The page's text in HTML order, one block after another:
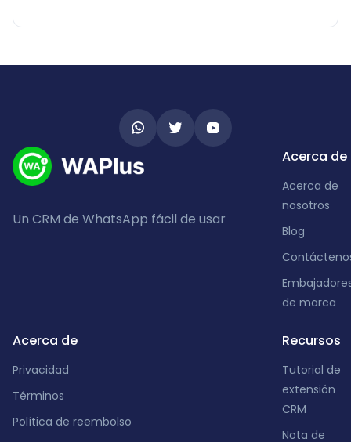
Un CRM de WhatsApp fácil de usar
Acerca de
Acerca de
nosotros
Blog
de marca
Acerca de
Privacidad
Términos
Política de reembolso
Recursos
Tutorial de
extensión
CRM
Nota de